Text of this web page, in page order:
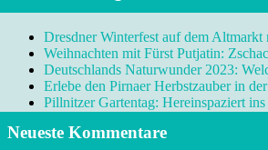
Dresdner Winterfest auf dem
Weihnachten mit Fürst Putjatin:
Deutschlands Naturwunder 2023:
Erlebe den Pirnaer Herbstzauber in
Pillnitzer Gartentag: Hereinspaziert
Neueste Kommentare